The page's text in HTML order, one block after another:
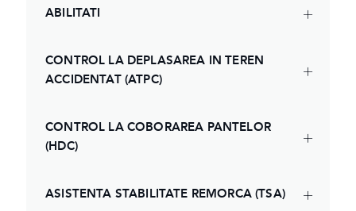
ABILITATI
CONTROL LA DEPLASAREA IN TEREN
ACCIDENTAT (ATPC)
CONTROL LA COBORAREA PANTELOR
(HDC)
ASISTENTA STABILITATE REMORCA (TSA)